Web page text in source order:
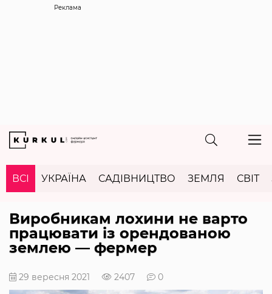
Реклама
ВСІ УКРАЇНА САДІВНИЦТВО ЗЕМЛЯ СВІТ
Виробникам лохини не варто
працювати із орендованою
землею — фермер
29 вересня 2021 2407 0